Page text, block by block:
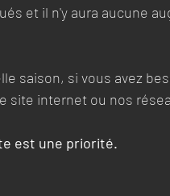
et il n'y aura aucune
saison, si vous avez
site internet ou nos
est une priorité.